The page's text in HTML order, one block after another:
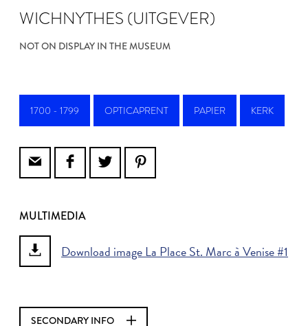
WICHNYTHES (UITGEVER)
NOT ON DISPLAY IN THE MUSEUM
1700 - 1799 OPTICAPRENT PAPIER KERK
MULTIMEDIA
Download image La Place St. Marc à Venise #1
SECONDARY INFO